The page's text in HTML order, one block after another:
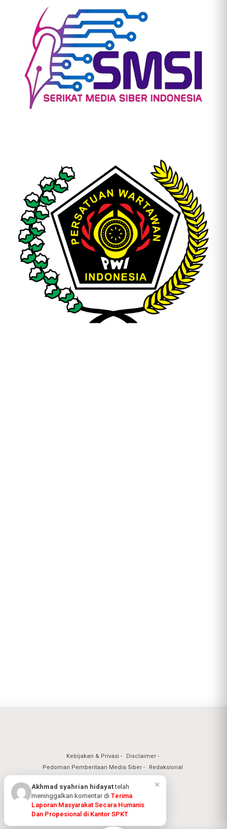
Kebijakan & Privasi
Disclaimer
Pedoman Pemberitaan Media Siber
Redaksional
Nuansa Realita Jaya 2026
Akhmad syahrian hidayattelah
meninggalkan komentar diTerima
Laporan Masyarakat Secara Humanis